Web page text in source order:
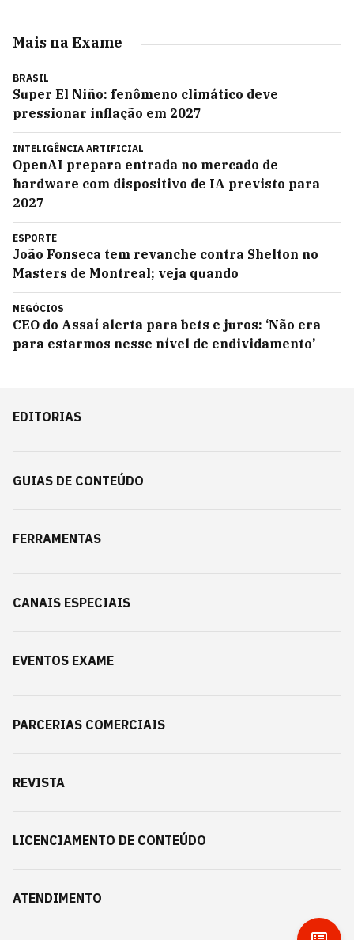
Mais na Exame
BRASIL
Super El Niño: fenômeno climático deve
pressionar inflação em 2027
INTELIGÊNCIA ARTIFICIAL
OpenAI prepara entrada no mercado de
hardware com dispositivo de IA previsto para
2027
ESPORTE
João Fonseca tem revanche contra Shelton no
Masters de Montreal; veja quando
NEGÓCIOS
CEO do Assaí alerta para bets e juros: ‘Não era
para estarmos nesse nível de endividamento’
EDITORIAS
GUIAS DE CONTEÚDO
FERRAMENTAS
CANAIS ESPECIAIS
EVENTOS EXAME
PARCERIAS COMERCIAIS
REVISTA
LICENCIAMENTO DE CONTEÚDO
ATENDIMENTO